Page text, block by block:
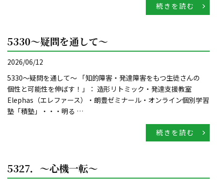
続きを読む
5330～疑問を通して〜
2026/06/12
5330～疑問を通して〜 「知的障害・発達障害をもつ生徒さんの
個性と可能性を伸ばす！」： 造形リトミック・発達支援教室
Elephas（エレファース）・朗豊ゼミナール・オンライン個別学習
塾「積塾」・・・明る …
続きを読む
5327．～心機一転〜